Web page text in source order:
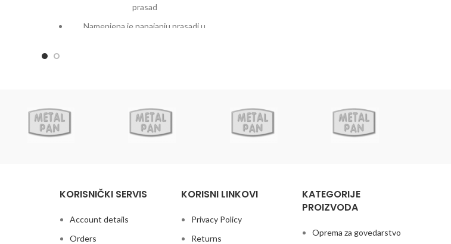
prasad
Namenjena je napajanju prasadi u
KORISNIČKI SERVIS
Account details
Orders
KORISNI LINKOVI
Privacy Policy
Returns
KATEGORIJE
PROIZVODA
Oprema za govedarstvo